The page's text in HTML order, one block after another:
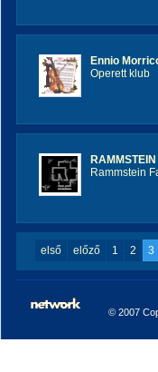
Ennio
Operett klub
Rammstein
első előző 1 2 3
© 2007